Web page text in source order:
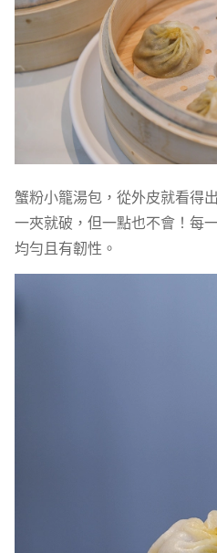
蟹粉小籠湯包，從外皮就看得
一夾就破，但一點也不會！每
均勻且有韌性。